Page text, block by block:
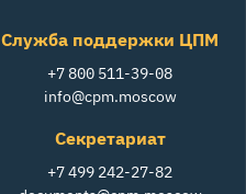
Служба поддержки ЦПМ
+7 800 511-39-08
info@cpm.moscow
Секретариат
+7 499 242-27-82